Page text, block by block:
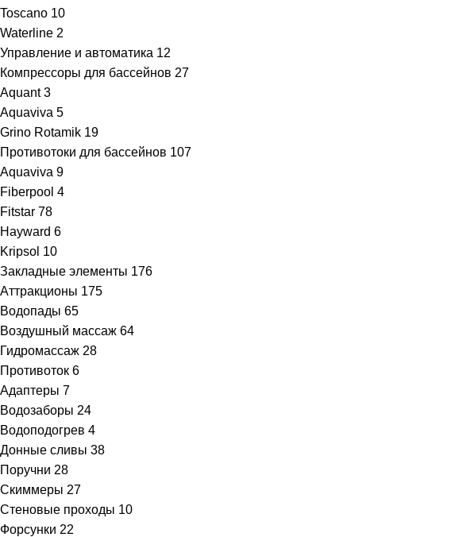
Toscano 10
Waterline 2
Управление и автоматика 12
Компрессоры для бассейнов 27
Aquant 3
Aquaviva 5
Grino Rotamik 19
Противотоки для бассейнов 107
Aquaviva 9
Fiberpool 4
Fitstar 78
Hayward 6
Kripsol 10
Закладные элементы 176
Аттракционы 175
Водопады 65
Воздушный массаж 64
Гидромассаж 28
Противоток 6
Адаптеры 7
Водозаборы 24
Водоподогрев 4
Донные сливы 38
Поручни 28
Скиммеры 27
Стеновые проходы 10
Форсунки 22